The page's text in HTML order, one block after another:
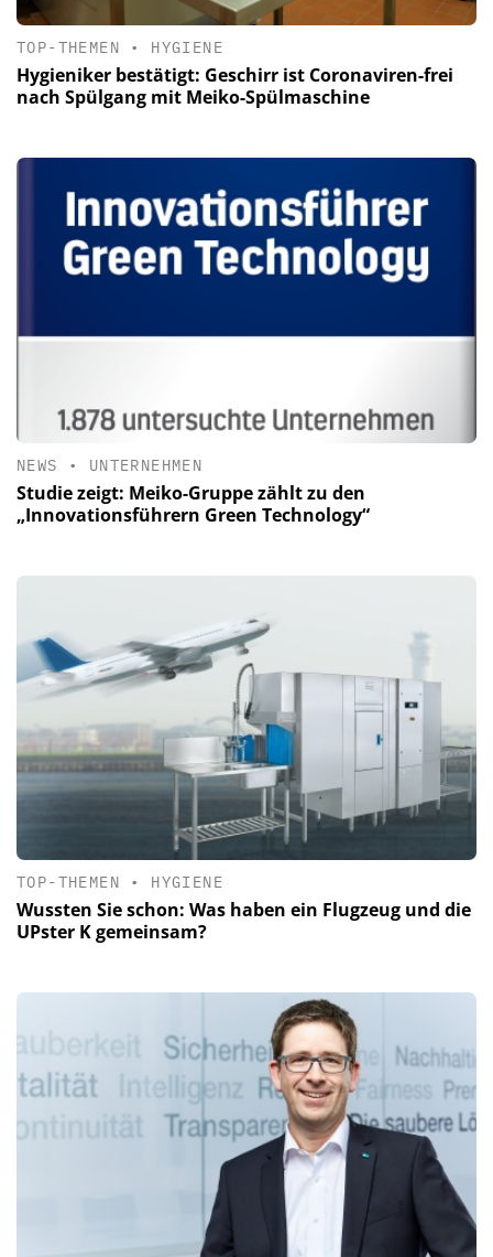
TOP-THEMEN • HYGIENE
Hygieniker bestätigt: Geschirr ist Coronaviren-frei
nach Spülgang mit Meiko-Spülmaschine
NEWS • UNTERNEHMEN
Studie zeigt: Meiko-Gruppe zählt zu den
„Innovationsführern Green Technology“
TOP-THEMEN • HYGIENE
Wussten Sie schon: Was haben ein Flugzeug und die
UPster K gemeinsam?